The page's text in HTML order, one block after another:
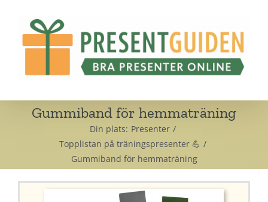
Gummiband för hemmaträning
Din plats: Presenter
Topplistan på träningspresenter 💪
Gummiband för hemmaträning